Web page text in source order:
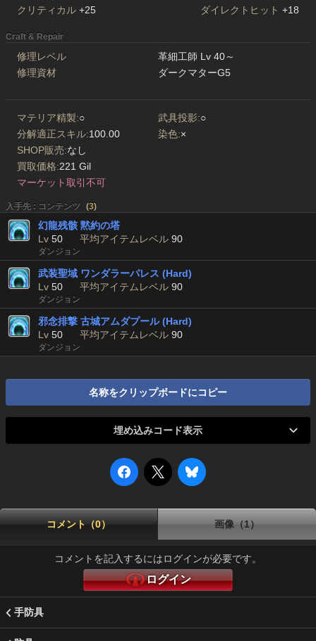
クリティカル +25 ダイレクトヒット +18
Craft & Repair
修理レベル
革細工師 Lv 40～
修理資材
ダークマターG5
マテリア精製:○ 武具投影:○
分解適正スキル:100.00 染色:×
SHOP販売:なし
買取価格:221 Gil
マーケット取引不可
入手先 : コンテンツ (3)
幻龍残骸 黙約の塔
Lv 50 平均アイテムレベル 90
ダンジョン
武装聖域 ワンダラーパレス (Hard)
Lv 50 平均アイテムレベル 90
ダンジョン
邪念排撃 古城アムダプール (Hard)
Lv 50 平均アイテムレベル 90
ダンジョン
名称をクリップボードにコピー
埋め込みコード表示
コメント（0） 画像（1）
コメントを記入するにはログインが必要です。
ログイン
手防具